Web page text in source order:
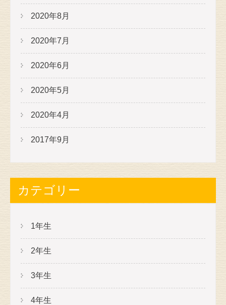
2020年8月
2020年7月
2020年6月
2020年5月
2020年4月
2017年9月
カテゴリー
1年生
2年生
3年生
4年生